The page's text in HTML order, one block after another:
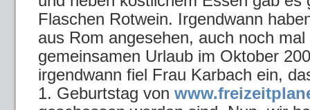
Flaschen Rotwein. Irgendwann
aus Rom angesehen, auch noch
gemeinsamen Urlaub im Oktober
irgendwann fiel Frau Karbach ein,
1. Geburtstag von